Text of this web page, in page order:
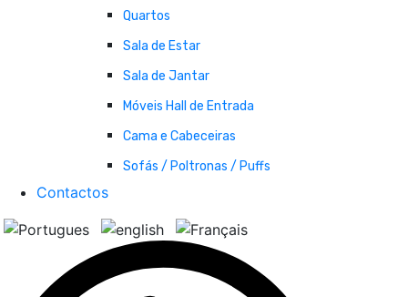
Quartos
Sala de Estar
Sala de Jantar
Móveis Hall de Entrada
Cama e Cabeceiras
Sofás / Poltronas / Puffs
Contactos